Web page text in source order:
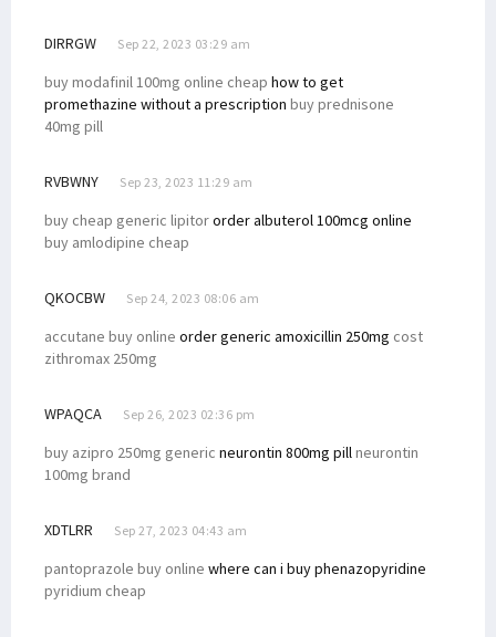
DIRRGW Sep 22, 2023 03:29 am
buy modafinil 100mg online cheap how to get
promethazine without a prescription buy prednisone
40mg pill
RVBWNY Sep 23, 2023 11:29 am
buy cheap generic lipitororder albuterol 100mcg online
buy amlodipine cheap
QKOCBW Sep 24, 2023 08:06 am
accutane buy online order generic amoxicillin 250mg cost
zithromax 250mg
WPAQCA Sep 26, 2023 02:36 pm
buy azipro 250mg generic neurontin 800mg pillneurontin
100mg brand
XDTLRR Sep 27, 2023 04:43 am
pantoprazole buy online where can i buy phenazopyridine
pyridium cheap